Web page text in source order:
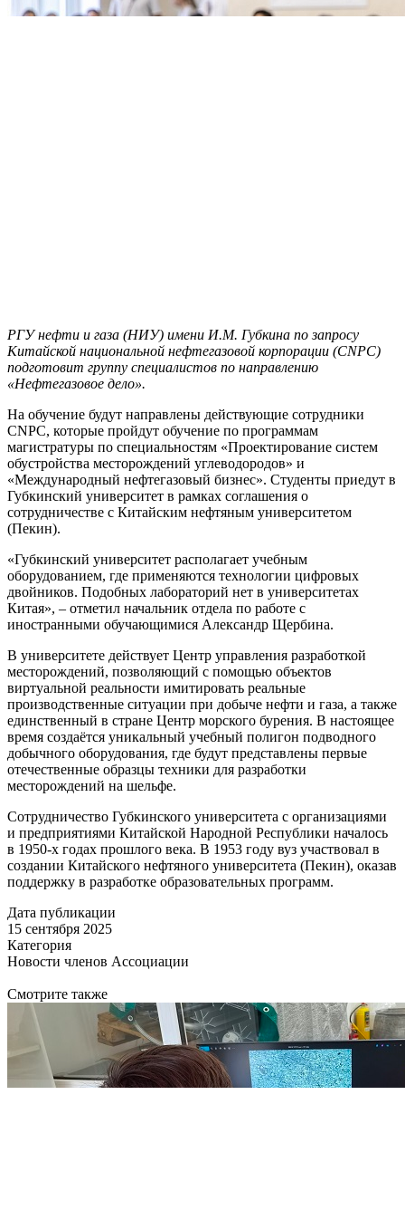
РГУ нефти и газа (НИУ) имени И.М. Губкина по запросу
Китайской национальной нефтегазовой корпорации (CNPC)
подготовит группу специалистов по направлению
«Нефтегазовое дело».
На обучение будут направлены действующие сотрудники
CNPC, которые пройдут обучение по программам
магистратуры по специальностям «Проектирование систем
обустройства месторождений углеводородов» и
«Международный нефтегазовый бизнес». Студенты приедут в
Губкинский университет в рамках соглашения о
сотрудничестве с Китайским нефтяным университетом
(Пекин).
«Губкинский университет располагает учебным
оборудованием, где применяются технологии цифровых
двойников. Подобных лабораторий нет в университетах
Китая», – отметил начальник отдела по работе с
иностранными обучающимися Александр Щербина.
В университете действует Центр управления разработкой
месторождений, позволяющий с помощью объектов
виртуальной реальности имитировать реальные
производственные ситуации при добыче нефти и газа, а также
единственный в стране Центр морского бурения. В настоящее
время создаётся уникальный учебный полигон подводного
добычного оборудования, где будут представлены первые
отечественные образцы техники для разработки
месторождений на шельфе.
Сотрудничество Губкинского университета с организациями
и предприятиями Китайской Народной Республики началось
в 1950-х годах прошлого века. В 1953 году вуз участвовал в
создании Китайского нефтяного университета (Пекин), оказав
поддержку в разработке образовательных программ.
Дата публикации
15 сентября 2025
Категория
Новости членов Ассоциации
Смотрите также